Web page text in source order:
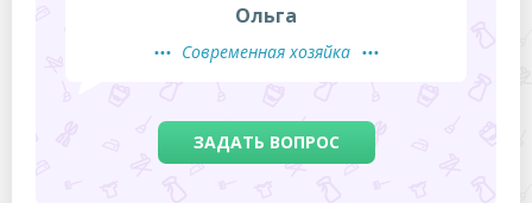
Ольга
Современная хозяйка
ЗАДАТЬ ВОПРОС